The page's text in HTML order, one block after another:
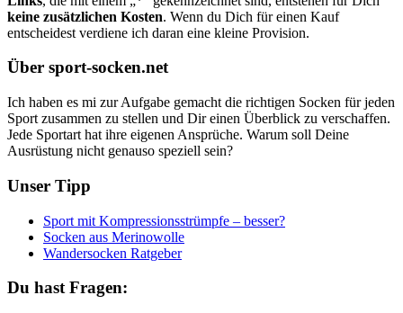
keine zusätzlichen Kosten. Wenn du Dich für einen Kauf
entscheidest verdiene ich daran eine kleine Provision.
Über sport-socken.net
Ich haben es mi zur Aufgabe gemacht die richtigen Socken für jeden
Sport zusammen zu stellen und Dir einen Überblick zu verschaffen.
Jede Sportart hat ihre eigenen Ansprüche. Warum soll Deine
Ausrüstung nicht genauso speziell sein?
Unser Tipp
Sport mit Kompressionsstrümpfe – besser?
Socken aus Merinowolle
Wandersocken Ratgeber
Du hast Fragen: